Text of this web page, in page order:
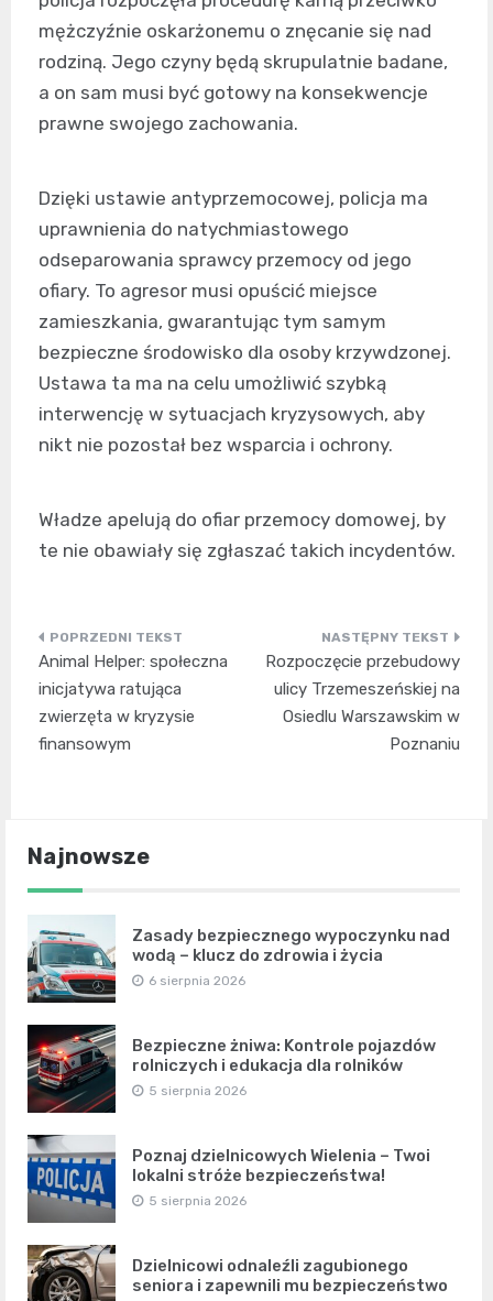
mężczyźnie oskarżonemu o znęcanie się nad
rodziną. Jego czyny będą skrupulatnie badane,
a on sam musi być gotowy na konsekwencje
prawne swojego zachowania.
Dzięki ustawie antyprzemocowej, policja ma
uprawnienia do natychmiastowego
odseparowania sprawcy przemocy od jego
ofiary. To agresor musi opuścić miejsce
zamieszkania, gwarantując tym samym
bezpieczne środowisko dla osoby krzywdzonej.
Ustawa ta ma na celu umożliwić szybką
interwencję w sytuacjach kryzysowych, aby
nikt nie pozostał bez wsparcia i ochrony.
Władze apelują do ofiar przemocy domowej, by
te nie obawiały się zgłaszać takich incydentów.
Nawigacja
wpisu
Animal Helper: społeczna
inicjatywa ratująca
zwierzęta w kryzysie
finansowym
Rozpoczęcie przebudowy
ulicy Trzemeszeńskiej na
Osiedlu Warszawskim w
Poznaniu
Najnowsze
Zasady bezpiecznego wypoczynku nad
wodą – klucz do zdrowia i życia
6 sierpnia 2026
Bezpieczne żniwa: Kontrole pojazdów
rolniczych i edukacja dla rolników
5 sierpnia 2026
Poznaj dzielnicowych Wielenia – Twoi
lokalni stróże bezpieczeństwa!
5 sierpnia 2026
Dzielnicowi odnaleźli zagubionego
seniora i zapewnili mu bezpieczeństwo